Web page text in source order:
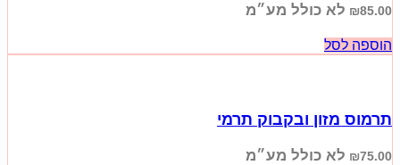
₪85.00 לא כולל מע״מ
הוספה לסל
תרמוס מזון ובקבוק תרמי
₪75.00 לא כולל מע״מ